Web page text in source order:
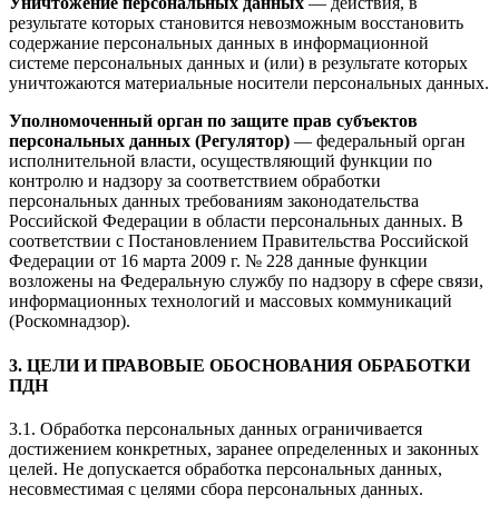
результате которых становится невозможным восстановить
содержание персональных данных в информационной
системе персональных данных и (или) в результате которых
уничтожаются материальные носители персональных данных.
Уполномоченный орган по защите прав субъектов
персональных данных (Регулятор) — федеральный орган
исполнительной власти, осуществляющий функции по
контролю и надзору за соответствием обработки
персональных данных требованиям законодательства
Российской Федерации в области персональных данных. В
соответствии с Постановлением Правительства Российской
Федерации от 16 марта 2009 г. № 228 данные функции
возложены на Федеральную службу по надзору в сфере связи,
информационных технологий и массовых коммуникаций
(Роскомнадзор).
3. ЦЕЛИ И ПРАВОВЫЕ ОБОСНОВАНИЯ ОБРАБОТКИ
ПДН
3.1. Обработка персональных данных ограничивается
достижением конкретных, заранее определенных и законных
целей. Не допускается обработка персональных данных,
несовместимая с целями сбора персональных данных.